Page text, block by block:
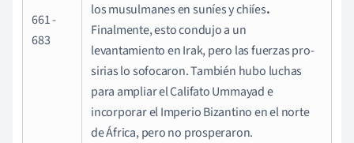
661 -
683
los musulmanes en suníes y chiíes.
Finalmente, esto condujo a un
levantamiento en Irak, pero las fuerzas pro-
sirias lo sofocaron. También hubo luchas
para ampliar el Califato Ummayad e
incorporar el Imperio Bizantino en el norte
de África, pero no prosperaron.